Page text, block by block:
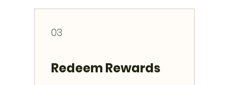
03
Redeem Rewards